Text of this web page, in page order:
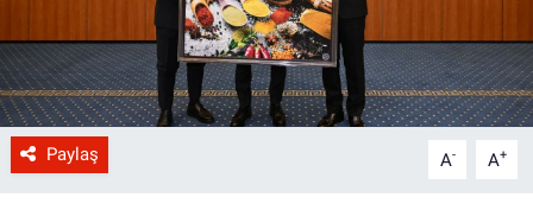
Paylaş A- A+